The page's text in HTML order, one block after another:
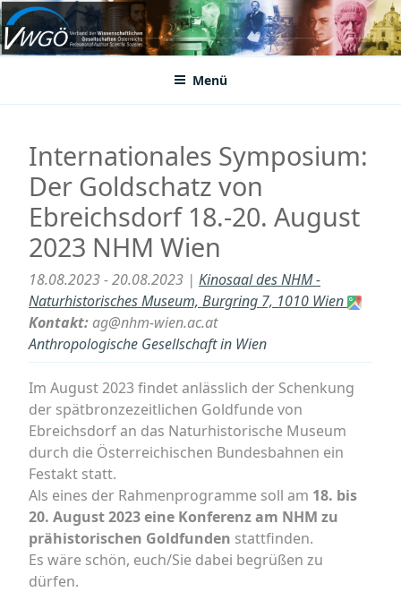
Zum
Inhalt
springenVWGÖ
Federation of Austrian Scientific Societies
Menü
Internationales Symposium:
Der Goldschatz von
Ebreichsdorf 18.-20. August
2023 NHM Wien
18.08.2023 - 20.08.2023 | Kinosaal des NHM -
Naturhistorisches Museum, Burgring 7, 1010 Wien
Kontakt:ag@nhm-wien.ac.at
Anthropologische Gesellschaft in Wien
Im August 2023 findet anlässlich der Schenkung
der spätbronzezeitlichen Goldfunde von
Ebreichsdorf an das Naturhistorische Museum
durch die Österreichischen Bundesbahnen ein
Festakt statt.
Als eines der Rahmenprogramme soll am 18. bis
20. August 2023 eine Konferenz am NHM zu
prähistorischen Goldfunden stattfinden.
Es wäre schön, euch/Sie dabei begrüßen zu
dürfen.